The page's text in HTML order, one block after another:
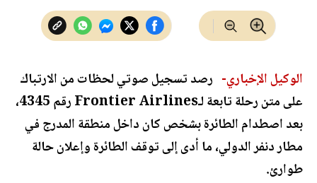
الوكيل الإخباري- رصد تسجيل صوتي لحظات من الارتباك
على متن رحلة تابعة لـFrontier Airlines رقم 4345،
بعد اصطدام الطائرة بشخص كان داخل منطقة المدرج في
مطار دنفر الدولي، ما أدى إلى توقف الطائرة وإعلان حالة
طوارئ.